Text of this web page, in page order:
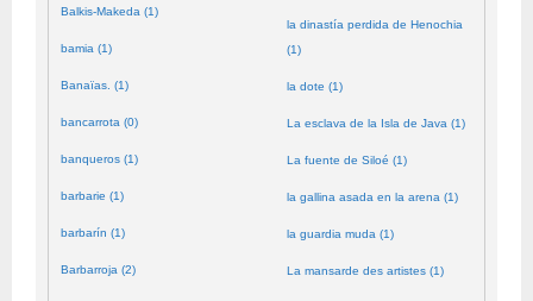
Balkis-Makeda (1)
bamia (1)
Banaïas. (1)
bancarrota (0)
banqueros (1)
barbarie (1)
barbarín (1)
Barbarroja (2)
la dinastía perdida de Henochia
(1)
la dote (1)
La esclava de la Isla de Java (1)
La fuente de Siloé (1)
la gallina asada en la arena (1)
la guardia muda (1)
La mansarde des artistes (1)